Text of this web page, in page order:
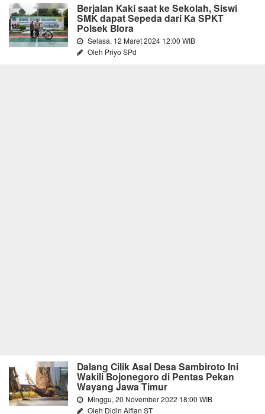
Berjalan Kaki saat ke Sekolah, Siswi
SMK dapat Sepeda dari Ka SPKT
Polsek Blora
Selasa, 12 Maret 2024 12:00 WIB
Oleh Priyo SPd
Dalang Cilik Asal Desa Sambiroto Ini
Wakili Bojonegoro di Pentas Pekan
Wayang Jawa Timur
Minggu, 20 November 2022 18:00 WIB
Oleh Didin Alfian ST